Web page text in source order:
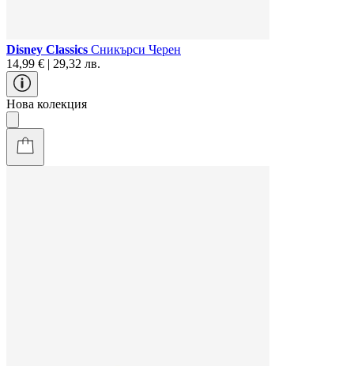
Disney Classics Сникърси Черен
14,99 € | 29,32 лв.
Нова колекция